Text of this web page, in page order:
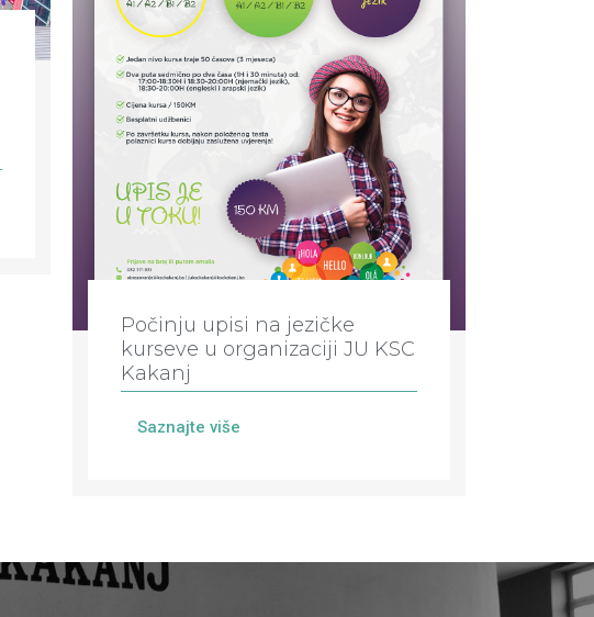
Počinju upisi na jezičke
kurseve u organizaciji JU KSC
Kakanj
Saznajte više